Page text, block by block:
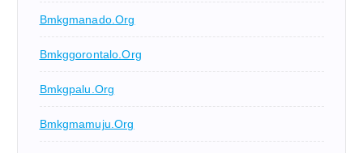
Bmkgmanado.org
Bmkggorontalo.org
Bmkgpalu.org
Bmkgmamuju.org